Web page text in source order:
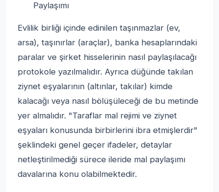
Paylaşımı
Evlilik birliği içinde edinilen taşınmazlar (ev,
arsa), taşınırlar (araçlar), banka hesaplarındaki
paralar ve şirket hisselerinin nasıl paylaşılacağı
protokole yazılmalıdır. Ayrıca düğünde takılan
ziynet eşyalarının (altınlar, takılar) kimde
kalacağı veya nasıl bölüşüleceği de bu metinde
yer almalıdır. "Taraflar mal rejimi ve ziynet
eşyaları konusunda birbirlerini ibra etmişlerdir"
şeklindeki genel geçer ifadeler, detaylar
netleştirilmediği sürece ileride mal paylaşımı
davalarına konu olabilmektedir.